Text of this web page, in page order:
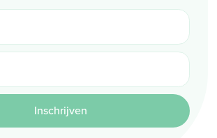
Inschrijven